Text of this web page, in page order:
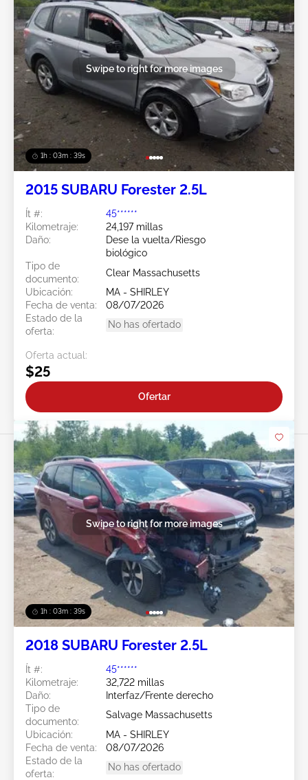
1h : 03m : 37s
Swipe to right for more images
2015 SUBARU Forester 2.5L
Ít #:
45******
Kilometraje:
24,197 millas
Daño:
Dese la vuelta/Riesgo
biológico
Tipo de
documento:
Clear Massachusetts
Ubicación:
MA - SHIRLEY
Fecha de venta:
08/07/2026
Estado de la
oferta:
No has ofertado
Oferta actual:
$25
Ofertar
1h : 03m : 37s
Swipe to right for more images
2018 SUBARU Forester 2.5L
Ít #:
45******
Kilometraje:
32,722 millas
Daño:
Interfaz/Frente derecho
Tipo de
documento:
Salvage Massachusetts
Ubicación:
MA - SHIRLEY
Fecha de venta:
08/07/2026
Estado de la
oferta:
No has ofertado